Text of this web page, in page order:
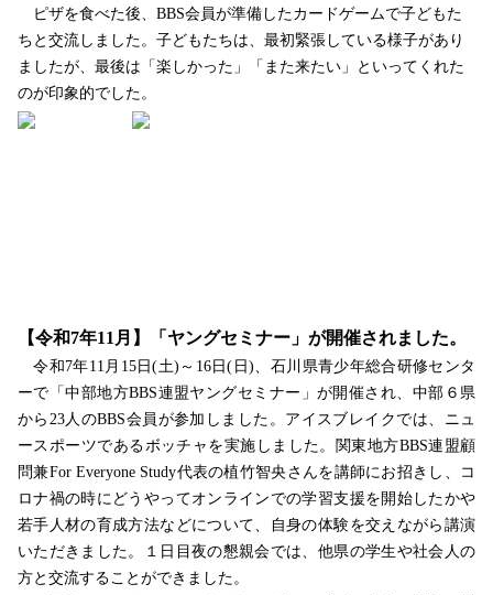
ピザを食べた後、 BBS会員が準備したカードゲームで子どもた
ちと交流しました。子どもたちは、最初緊張している様子があり
ましたが、最後は「楽しかった」「また来たい」といってくれた
のが印象的でした。
【令和7年11 月】「ヤングセミナー」が開催されました。
令和 7年11 月 15日(土) ～ 16日( 日)、石川県青少年総合研修センタ
ーで「中部地方BBS連盟ヤングセミナー」が開催され、中部６県
から 23人のBBS会員が参加しました。アイスブレイクでは、ニュ
ースポーツであるボッチャを実施しました。関東地方BBS連盟顧
問兼For Everyone Study代表の植竹智央さんを講師にお招きし、コ
ロナ禍の時にどうやってオンラインでの学習支援を開始したかや
若手人材の育成方法などについて、自身の体験を交えながら講演
いただきました。１日目夜の懇親会では、他県の学生や社会人の
方と交流することができました。